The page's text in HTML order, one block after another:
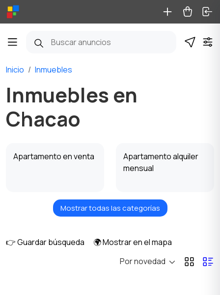
Inicio Inmuebles
Inmuebles en
Chacao
Apartamento en venta
Apartamento alquiler
mensual
Apartamento alquiler
Casa en venta
Casa alquiler diario
Mostrar todas las categorías
👉 Guardar búsqueda
🌍 Mostrar en el mapa
Por novedad